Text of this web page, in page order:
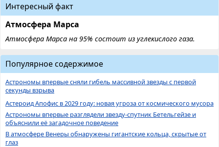
Интересный факт
Атмосфера Марса
Атмосфера Марса на 95% состоит из углекислого газа.
Популярное содержимое
Астрономы впервые сняли гибель массивной звезды с первой
секунды взрыва
Астероид Апофис в 2029 году: новая угроза от космического мусора
Астрономы впервые разглядели звезду-спутник Бетельгейзе и
объяснили её загадочное поведение
В атмосфере Венеры обнаружены гигантские кольца, скрытые от
глаз